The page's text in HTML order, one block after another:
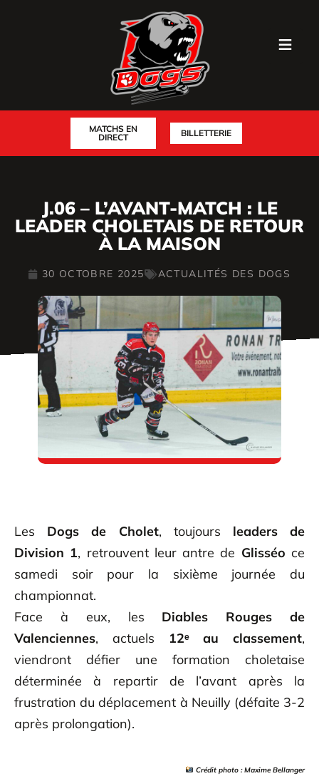
MATCHS EN
DIRECT
BILLETTERIE
J.06 – L’AVANT-MATCH : LE
LEADER CHOLETAIS DE RETOUR
À LA MAISON
30 OCTOBRE 2025 ACTUALITÉS DES DOGS
Les Dogs de Cholet, toujours leaders de
Division 1, retrouvent leur antre de Glisséo ce
samedi soir pour la sixième journée du
championnat.
Face à eux, les Diables Rouges de
Valenciennes, actuels 12ᵉ au classement,
viendront défier une formation choletaise
déterminée à repartir de l’avant après la
frustration du déplacement à Neuilly (défaite 3-2
après prolongation).
Crédit photo : Maxime Bellanger